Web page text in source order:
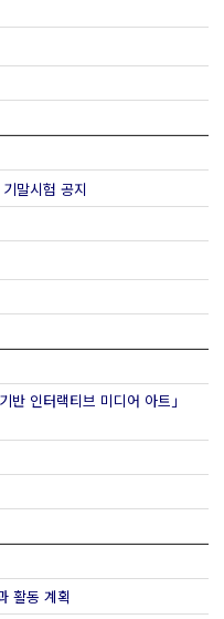
말시험 공지
반 인터랙티브 미디어 아트」
활동 계획